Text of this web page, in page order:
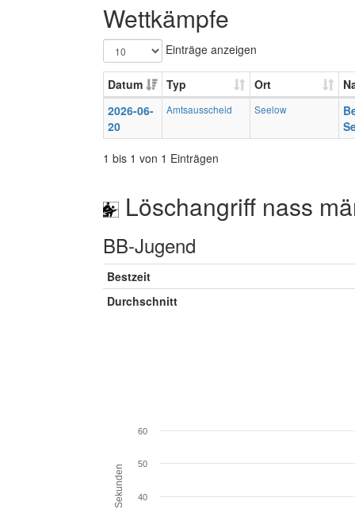
Wettkämpfe
Einträge anzeigen
Datum Typ Ort
2026-06-
20
Amtsausscheid Seelow
1 bis 1 von 1 Einträgen
Löschangriff nass
BB-Jugend
Bestzeit
Durchschnitt
Sekunden 40
50
60